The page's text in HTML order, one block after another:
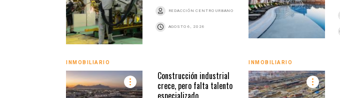
REDACCIÓN CENTRO URBANO
AGOSTO 6, 2026
INMOBILIARIO
Construcción industrial
crece, pero falta talento
especializado
INMOBILIARIO